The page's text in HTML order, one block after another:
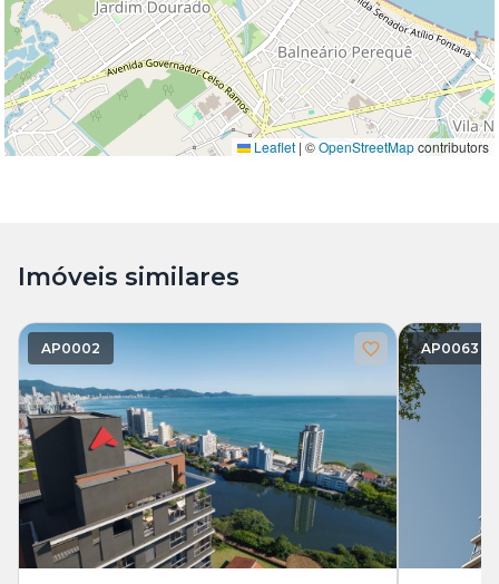
Leaflet | ©OpenStreetMapcontributors
Imóveis similares
AP0002 AP0063